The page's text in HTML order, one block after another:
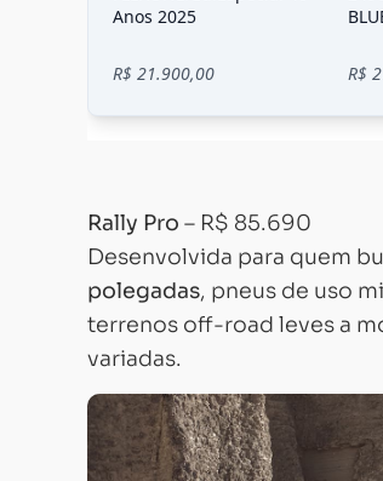
Rally Pro – R$ 85.690
Desenvolvida para quem
polegadas, pneus de uso
terrenos off-road leves a
variadas.